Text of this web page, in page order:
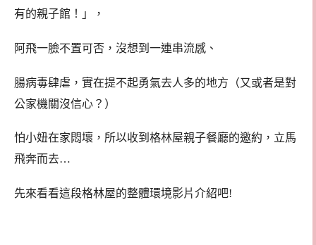
有的親子館！」，
阿飛一臉不置可否，沒想到一連串流感、
腸病毒肆虐，實在提不起勇氣去人多的地方（又或者是對
公家機關沒信心？）
怕小妞在家悶壞，所以收到格林屋親子餐廳的邀約，立馬
飛奔而去…
先來看看這段格林屋的整體環境影片介紹吧!